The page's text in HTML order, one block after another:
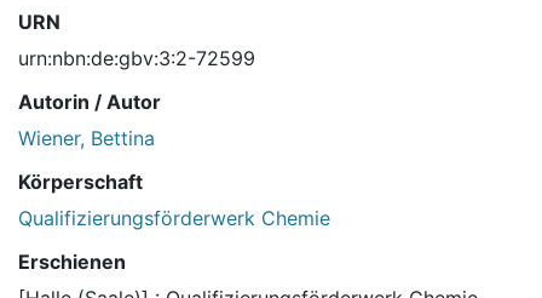
URN
urn:nbn:de:gbv:3:2-72599
Autorin / Autor
Wiener, Bettina
Körperschaft
Qualifizierungsförderwerk Chemie
Erschienen